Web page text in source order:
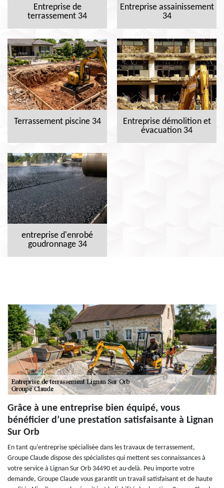
Entreprise de
terrassement 34
Entreprise assainissement
34
Terrassement piscine 34
Entreprise démolition et
évacuation 34
entreprise d'enrobé
goudronnage 34
Grâce à une entreprise bien équipé, vous
bénéficier d’une prestation satisfaisante à Lignan
Sur Orb
En tant qu’entreprise spécialisée dans les travaux de terrassement,
Groupe Claude dispose des spécialistes qui mettent ses connaissances à
votre service à Lignan Sur Orb 34490 et au-delà. Peu importe votre
demande, Groupe Claude vous garantit un travail satisfaisant et de haute